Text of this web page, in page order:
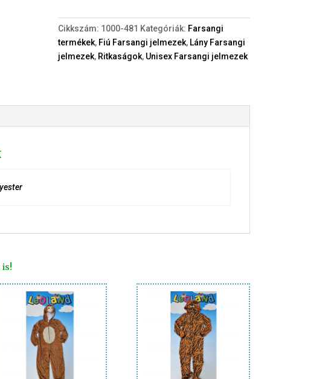
Jegesmedve
(kb.4-
8év)
állat
Cikkszám: 1000-481 Kategóriák: Farsangi
termékek, Fiú Farsangi jelmezek, Lány Farsangi
jelmezek, Ritkaságok, Unisex Farsangi jelmezek
is!